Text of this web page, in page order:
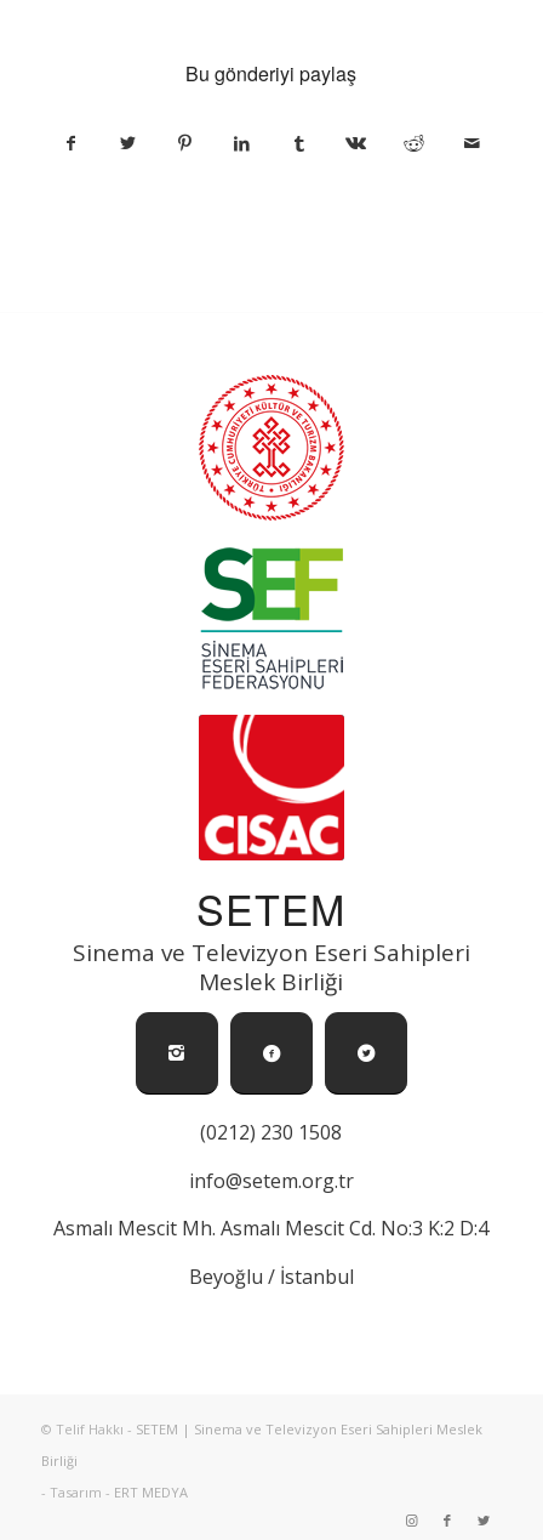
Bu gönderiyi paylaş
SETEM
Sinema ve Televizyon Eseri Sahipleri
Meslek Birliği
(0212) 230 1508
info@setem.org.tr
Asmalı Mescit Mh. Asmalı Mescit Cd. No:3 K:2 D:4
Beyoğlu / İstanbul
© Telif Hakkı - SETEM | Sinema ve Televizyon Eseri Sahipleri Meslek
Birliği
- Tasarım - ERT MEDYA